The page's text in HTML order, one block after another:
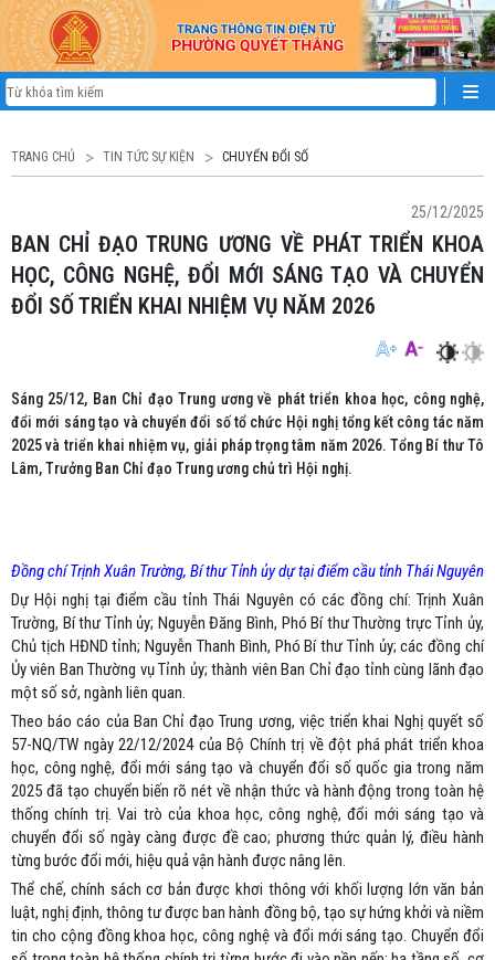
TRANG CHỦ TIN TỨC SỰ KIỆN CHUYỂN ĐỔI SỐ
25/12/2025
BAN CHỈ ĐẠO TRUNG ƯƠNG VỀ PHÁT TRIỂN KHOA
HỌC, CÔNG NGHỆ, ĐỔI MỚI SÁNG TẠO VÀ CHUYỂN
ĐỔI SỐ TRIỂN KHAI NHIỆM VỤ NĂM 2026
Sáng 25/12, Ban Chỉ đạo Trung ương về phát triển khoa học, công nghệ,
đổi mới sáng tạo và chuyển đổi số tổ chức Hội nghị tổng kết công tác năm
2025 và triển khai nhiệm vụ, giải pháp trọng tâm năm 2026. Tổng Bí thư Tô
Lâm, Trưởng Ban Chỉ đạo Trung ương chủ trì Hội nghị.
Đồng chí Trịnh Xuân Trường, Bí thư Tỉnh ủy dự tại điểm cầu tỉnh Thái Nguyên
Dự Hội nghị tại điểm cầu tỉnh Thái Nguyên có các đồng chí: Trịnh Xuân
Trường, Bí thư Tỉnh ủy; Nguyễn Đăng Bình, Phó Bí thư Thường trực Tỉnh ủy,
Chủ tịch HĐND tỉnh; Nguyễn Thanh Bình, Phó Bí thư Tỉnh ủy; các đồng chí
Ủy viên Ban Thường vụ Tỉnh ủy; thành viên Ban Chỉ đạo tỉnh cùng lãnh đạo
một số sở, ngành liên quan.
Theo báo cáo của Ban Chỉ đạo Trung ương, việc triển khai Nghị quyết số
57-NQ/TW ngày 22/12/2024 của Bộ Chính trị về đột phá phát triển khoa
học, công nghệ, đổi mới sáng tạo và chuyển đổi số quốc gia trong năm
2025 đã tạo chuyển biến rõ nét về nhận thức và hành động trong toàn hệ
thống chính trị. Vai trò của khoa học, công nghệ, đổi mới sáng tạo và
chuyển đổi số ngày càng được đề cao; phương thức quản lý, điều hành
từng bước đổi mới, hiệu quả vận hành được nâng lên.
Thể chế, chính sách cơ bản được khơi thông với khối lượng lớn văn bản
luật, nghị định, thông tư được ban hành đồng bộ, tạo sự hứng khởi và niềm
tin cho cộng đồng khoa học, công nghệ và đổi mới sáng tạo. Chuyển đổi